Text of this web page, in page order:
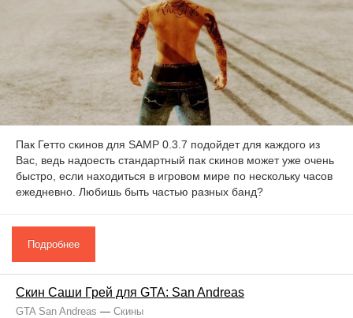
Пак Гетто скинов для SAMP 0.3.7 подойдет для каждого из
Вас, ведь надоесть стандартный пак скинов может уже очень
быстро, если находиться в игровом мире по нескольку часов
ежедневно. Любишь быть частью разных банд?
Подробнее
Скин Саши Грей для GTA: San Andreas
GTA San Andreas — Скины